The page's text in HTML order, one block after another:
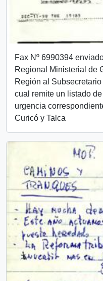
Fax Nº 6990394
Regional Ministerial de
Región al
cual remite un listado
urgencia
Curicó y Talca